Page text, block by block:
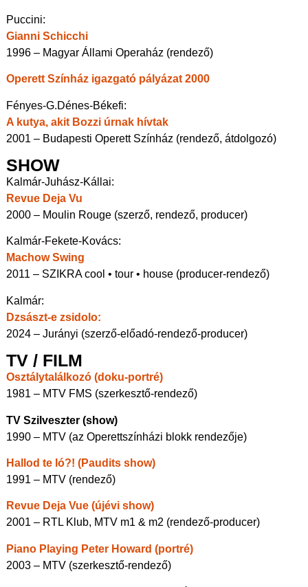
Puccini:
Gianni Schicchi
1996 – Magyar Állami Operaház (rendező)
Operett Színház igazgató pályázat 2000
Fényes-G.Dénes-Békefi:
A kutya, akit Bozzi úrnak hívtak
2001 – Budapesti Operett Színház (rendező, átdolgozó)
SHOW
Kalmár-Juhász-Kállai:
Revue Deja Vu
2000 – Moulin Rouge (szerző, rendező, producer)
Kalmár-Fekete-Kovács:
Machow Swing
2011 – SZIKRA cool • tour • house (producer-rendező)
Kalmár:
Dzsászt-e zsidolo:
2024 – Jurányi (szerző-előadó-rendező-producer)
TV / FILM
Osztálytalálkozó (doku-portré)
1981 – MTV FMS (szerkesztő-rendező)
TV Szilveszter (show)
1990 – MTV (az Operettszínházi blokk rendezője)
Hallod te ló?! (Paudits show)
1991 – MTV (rendező)
Revue Deja Vue (újévi show)
2001 – RTL Klub, MTV m1 & m2 (rendező-producer)
Piano Playing Peter Howard (portré)
2003 – MTV (szerkesztő-rendező)